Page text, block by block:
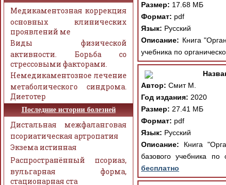
Размер: 17.68 МБ
Формат: pdf
Язык: Русский
Описание: Книга
учебника по
Автор: Смит М.
Год издания: 2020
Размер: 27.41 МБ
Формат: pdf
Язык: Русский
Описание: Книга
базового учебника
бесплатно
Медикаментозная коррекция
основных клинических
проявлений ме
Виды физической
активности. Борьба со
стрессовыми факторами.
Немедикаментозное лечение
метаболического синдрома.
Диетотер
Последние истории болезней
Дистальная межфаланговая
псориатическая артропатия
Экзема истинная
Распространённый псориаз,
вульгарная форма,
стационарная ста